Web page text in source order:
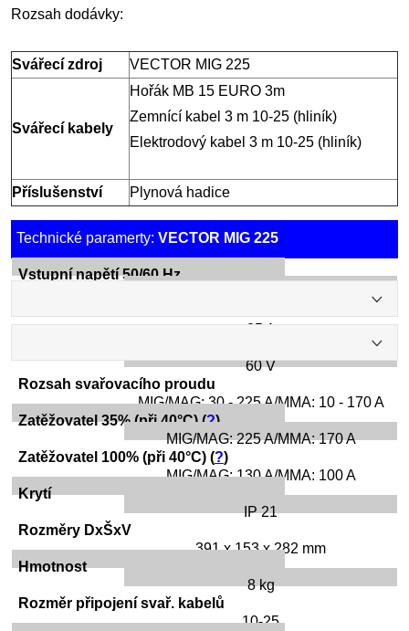
Rozsah dodávky:
Svářecí zdroj VECTOR MIG 225
Svářecí kabely
Hořák MB 15 EURO 3m
Zemnící kabel 3 m 10-25 (hliník)
Elektrodový kabel 3 m 10-25 (hliník)
Příslušenství Plynová hadice
Technické paramerty: VECTOR MIG 225
Vstupní napětí 50/60 Hz
25 A
60 V
Rozsah svařovacího proudu
MIG/MAG: 30 - 225 A/MMA: 10 - 170 A
Zatěžovatel 35% (při 40°C) (?)
MIG/MAG: 225 A/MMA: 170 A
Zatěžovatel 100% (při 40°C) (?)
MIG/MAG: 130 A/MMA: 100 A
Krytí
IP 21
Rozměry DxŠxV
391 x 153 x 282 mm
Hmotnost
8 kg
Rozměr připojení svař. kabelů
10-25